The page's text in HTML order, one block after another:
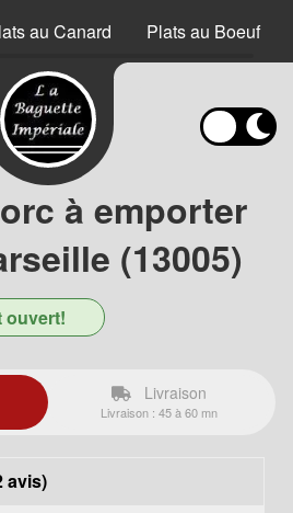
au Canard Plats au Boeuf
à emporter
(13005)
ouvert!
Livraison
Livraison : 45 à 60 mn
avis)